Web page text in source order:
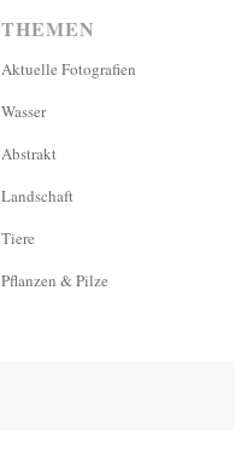
THEMEN
Aktuelle Fotografien
Wasser
Abstrakt
Landschaft
Tiere
Pflanzen & Pilze